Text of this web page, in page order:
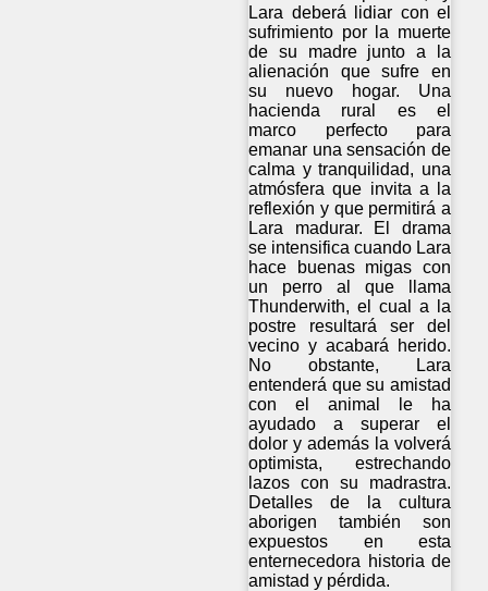
Lara deberá lidiar con el
sufrimiento por la muerte
de su madre junto a la
alienación que sufre en
su nuevo hogar. Una
hacienda rural es el
marco perfecto para
emanar una sensación de
calma y tranquilidad, una
atmósfera que invita a la
reflexión y que permitirá a
Lara madurar. El drama
se intensifica cuando Lara
hace buenas migas con
un perro al que llama
Thunderwith, el cual a la
postre resultará ser del
vecino y acabará herido.
No obstante, Lara
entenderá que su amistad
con el animal le ha
ayudado a superar el
dolor y además la volverá
optimista, estrechando
lazos con su madrastra.
Detalles de la cultura
aborigen también son
expuestos en esta
enternecedora historia de
amistad y pérdida.